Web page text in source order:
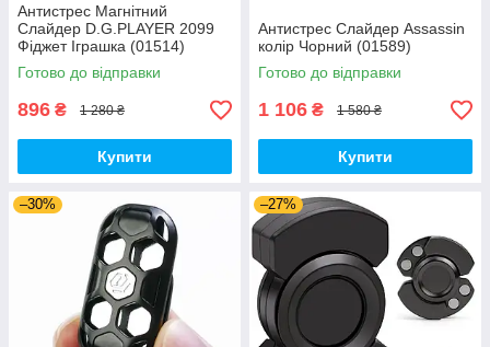
Антистрес Магнітний
Слайдер D.G.PLAYER 2099
Фіджет Іграшка (01514)
Готово до відправки
896 ₴ 1 280 ₴
Купити
Антистрес Слайдер Assassin
колір Чорний (01589)
Готово до відправки
1 106 ₴ 1 580 ₴
Купити
–30% –27%